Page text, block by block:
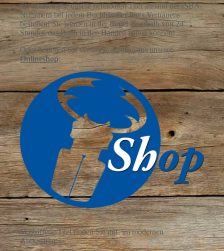
Sie können alle unsere lieferbaren Titel anhand der ISBN-
Nummern bei jedem Buchhändler Ihres Vertrauens
bestellen! Sie werden in der Regel innerhalb von 24
Stunden das Buch in den Händen halten können!
Oder bestellen Sie versandkostenfrei aus unseren
Onlineshop:
Vergriffene Titel finden Sie ggf. im modernen
Antiquariat.